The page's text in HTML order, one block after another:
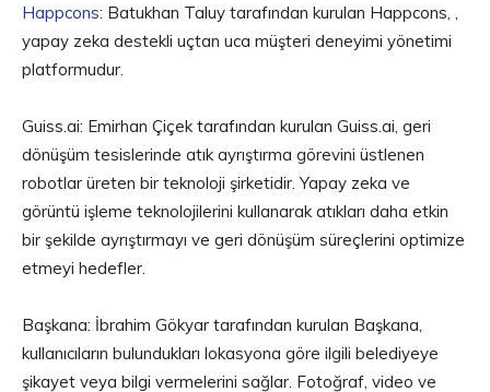
Happcons: Batukhan Taluy tarafından kurulan Happcons, ,
yapay zeka destekli uçtan uca müşteri deneyimi yönetimi
platformudur.
Guiss.ai: Emirhan Çiçek tarafından kurulan Guiss.ai, geri
dönüşüm tesislerinde atık ayrıştırma görevini üstlenen
robotlar üreten bir teknoloji şirketidir. Yapay zeka ve
görüntü işleme teknolojilerini kullanarak atıkları daha etkin
bir şekilde ayrıştırmayı ve geri dönüşüm süreçlerini optimize
etmeyi hedefler.
Başkana: İbrahim Gökyar tarafından kurulan Başkana,
kullanıcıların bulundukları lokasyona göre ilgili belediyeye
şikayet veya bilgi vermelerini sağlar. Fotoğraf, video ve